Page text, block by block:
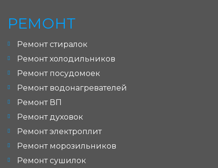
РЕМОНТ
Ремонт стиралок
Ремонт холодильников
Ремонт посудомоек
Ремонт водонагревателей
Ремонт ВП
Ремонт духовок
Ремонт электроплит
Ремонт морозильников
Ремонт сушилок